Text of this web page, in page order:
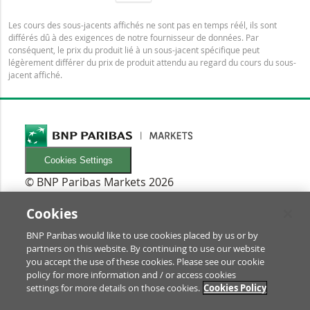
Les cours des sous-jacents affichés ne sont pas en temps réél, ils sont
différés dû à des exigences de notre fournisseur de données. Par
conséquent, le prix du produit lié à un sous-jacent spécifique peut
légèrement différer du prix de produit attendu au regard du cours du sous-
jacent affiché.
Cookies Settings
© BNP Paribas Markets 2026
Newsletters
Glossaire
RECHTLICHES
Conditions d'utilisation/Mentions légales
Prospectus & informations pour les investisseurs
Cookies
BNP Paribas would like to use cookies placed by us or by
partners on this website. By continuing to use our website
you accept the use of these cookies. Please see our cookie
policy for more information and / or access cookies
settings for more details on those cookies. Cookies Policy